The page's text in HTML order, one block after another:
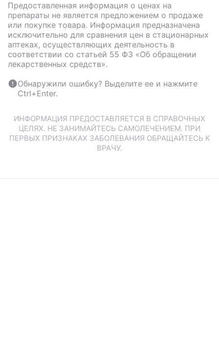
Предоставленная информация о ценах на
препараты не является предложением о продаже
или покупке товара. Информация предназначена
исключительно для сравнения цен в стационарных
аптеках, осуществляющих деятельность в
соответствии со статьей 55 ФЗ «Об обращении
лекарственных средств».
Обнаружили ошибку? Выделите ее и нажмите
Ctrl+Enter.
ИНФОРМАЦИЯ ПРЕДОСТАВЛЯЕТСЯ В СПРАВОЧНЫХ
ЦЕЛЯХ. НЕ ЗАНИМАЙТЕСЬ САМОЛЕЧЕНИЕМ. ПРИ
ПЕРВЫХ ПРИЗНАКАХ ЗАБОЛЕВАНИЯ ОБРАЩАЙТЕСЬ К
ВРАЧУ.